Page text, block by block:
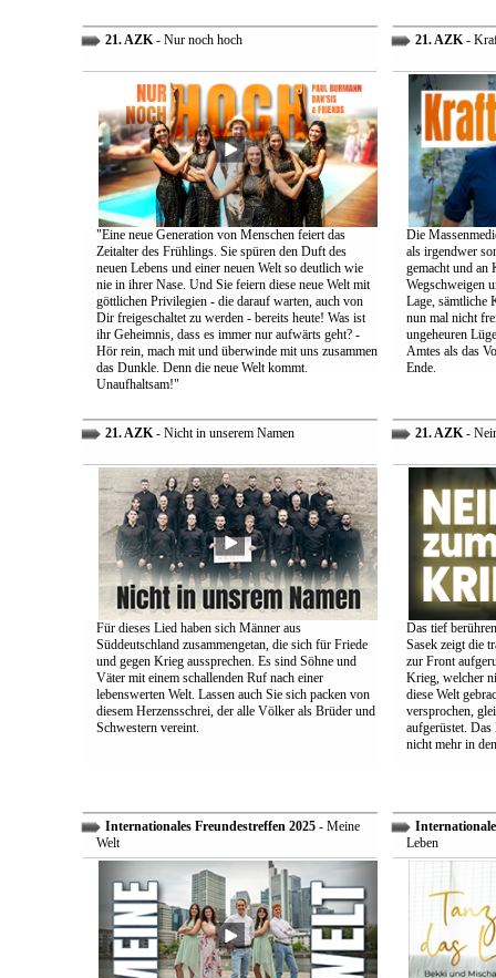
21. AZK- Nur noch hoch
"Eine neue Generation von Menschen feiert das
Zeitalter des Frühlings. Sie spüren den Duft des
neuen Lebens und einer neuen Welt so deutlich wie
nie in ihrer Nase. Und Sie feiern diese neue Welt mit
göttlichen Privilegien - die darauf warten, auch von
Dir freigeschaltet zu werden - bereits heute! Was ist
ihr Geheimnis, dass es immer nur aufwärts geht? -
Hör rein, mach mit und überwinde mit uns zusammen
das Dunkle. Denn die neue Welt kommt.
Unaufhaltsam!"
21. AZK-
Die
als irgendwer
gemacht und an
Wegschweigen
Lage, sämtliche
nun mal nicht
ungeheuren
Amtes als das
Ende.
21. AZK- Nicht in unserem Namen
Für dieses Lied haben sich Männer aus
Süddeutschland zusammengetan, die sich für Friede
und gegen Krieg aussprechen. Es sind Söhne und
Väter mit einem schallenden Ruf nach einer
lebenswerten Welt. Lassen auch Sie sich packen von
diesem Herzensschrei, der alle Völker als Brüder und
Schwestern vereint.
21. AZK-
Das tief
Sasek zeigt die
zur Front
Krieg, welcher
diese Welt
versprochen,
aufgerüstet.
nicht mehr in
Internationales Freundestreffen 2025- Meine
Welt
Leben